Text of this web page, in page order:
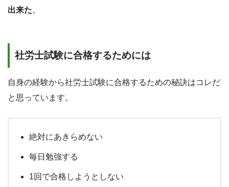
出来た。
社労士試験に合格するためには
自身の経験から社労士試験に合格するための秘訣はコレだ
と思っています。
絶対にあきらめない
毎日勉強する
1回で合格しようとしない